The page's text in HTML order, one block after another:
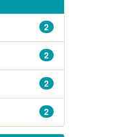
2
2
2
2